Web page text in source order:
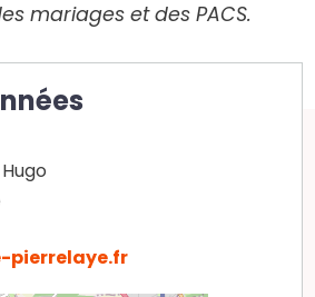
mariages et des PACS.
pierrelaye.fr